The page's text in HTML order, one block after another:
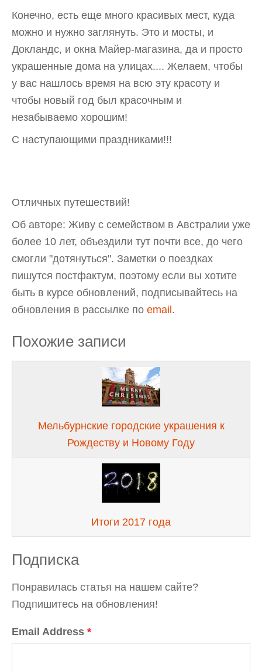
Конечно, есть еще много красивых мест, куда
можно и нужно заглянуть. Это и мосты, и
Докландс, и окна Майер-магазина, да и просто
украшенные дома на улицах.... Желаем, чтобы
у вас нашлось время на всю эту красоту и
чтобы новый год был красочным и
незабываемо хорошим!
С наступающими праздниками!!!
Отличных путешествий!
Об авторе: Живу с семейством в Австралии уже
более 10 лет, объездили тут почти все, до чего
смогли "дотянуться". Заметки о поездках
пишутся постфактум, поэтому если вы хотите
быть в курсе обновлений, подписывайтесь на
обновления в рассылке по email.
Похожие записи
Мельбурнские городские украшения к
Рождеству и Новому Году
Итоги 2017 года
Подписка
Понравилась статья на нашем сайте?
Подпишитесь на обновления!
Email Address *